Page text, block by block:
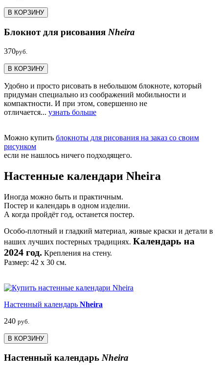
В КОРЗИНУ
Блокнот для рисования Nheira
370руб.
В КОРЗИНУ
Удобно и просто рисовать в небольшом блокноте, который
придуман специально из соображений мобильности и
компактности. И при этом, совершенно не
отличается... узнать больше
Можно купить блокноты для рисования на заказ со своим
рисунком
если не нашлось ничего подходящего.
Настенные календари Nheira
Иногда можно быть и практичным.
Постер и календарь в одном изделии.
А когда пройдёт год, останется постер.
Особо-плотный и гладкий материал, живые краски и детали в
наших лучших постерных традициях. Календарь на
2024 год. Крепления на стену.
Размер: 42 х 30 см.
Настенный календарь Nheira
240 руб.
В КОРЗИНУ
Настенный календарь Nheira